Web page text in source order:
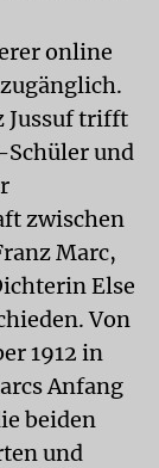
online
Jussuf trifft
Schüler und
zwischen
Marc,
Else
Von
1912 in
Anfang
beiden
und